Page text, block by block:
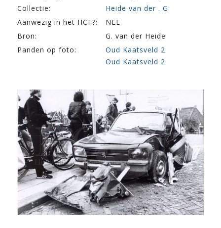
Collectie:
Heide van der . G
Aanwezig in het HCF?:
NEE
Bron:
G. van der Heide
Panden op foto:
Oud Kaatsveld 2
Oud Kaatsveld 2